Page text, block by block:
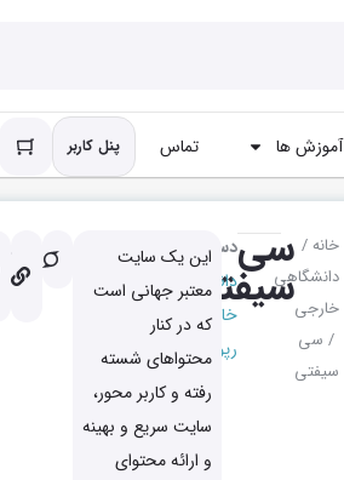
آموزش ها تماس پنل کاربر
سی
سیفتی
خانه/
دانشگاهی
خارجی
/ سی
سیفتی
دسته
دانشگاهی
خارجی
رپورتاژ
این یک سایت
معتبر جهانی است
که در کنار
محتواهای شسته
رفته و کاربر محور،
سایت سریع و بهینه
و ارائه محتوای